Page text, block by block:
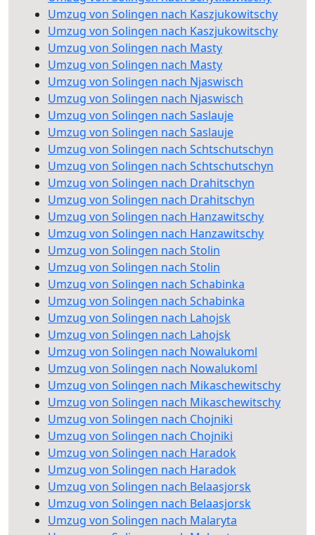
Umzug von Solingen nach Kaszjukowitschy
Umzug von Solingen nach Kaszjukowitschy
Umzug von Solingen nach Masty
Umzug von Solingen nach Masty
Umzug von Solingen nach Njaswisch
Umzug von Solingen nach Njaswisch
Umzug von Solingen nach Saslauje
Umzug von Solingen nach Saslauje
Umzug von Solingen nach Schtschutschyn
Umzug von Solingen nach Schtschutschyn
Umzug von Solingen nach Drahitschyn
Umzug von Solingen nach Drahitschyn
Umzug von Solingen nach Hanzawitschy
Umzug von Solingen nach Hanzawitschy
Umzug von Solingen nach Stolin
Umzug von Solingen nach Stolin
Umzug von Solingen nach Schabinka
Umzug von Solingen nach Schabinka
Umzug von Solingen nach Lahojsk
Umzug von Solingen nach Lahojsk
Umzug von Solingen nach Nowalukoml
Umzug von Solingen nach Nowalukoml
Umzug von Solingen nach Mikaschewitschy
Umzug von Solingen nach Mikaschewitschy
Umzug von Solingen nach Chojniki
Umzug von Solingen nach Chojniki
Umzug von Solingen nach Haradok
Umzug von Solingen nach Haradok
Umzug von Solingen nach Belaasjorsk
Umzug von Solingen nach Belaasjorsk
Umzug von Solingen nach Malaryta